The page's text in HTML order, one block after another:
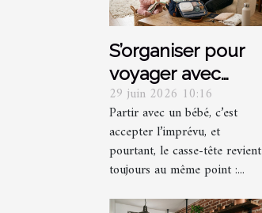
S’organiser pour
voyager avec
bébé sans
multiplier les sacs
: mission
impossible ?
29 juin 2026 10:16
Partir avec un bébé, c’est
accepter l’imprévu, et
pourtant, le casse-tête revient
toujours au même point :...